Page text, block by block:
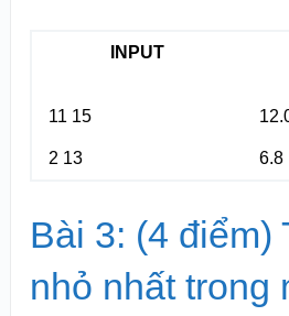
INPUT
11 15
2 13 6.8
Bài 3: (4 điểm)
nhỏ nhất trong